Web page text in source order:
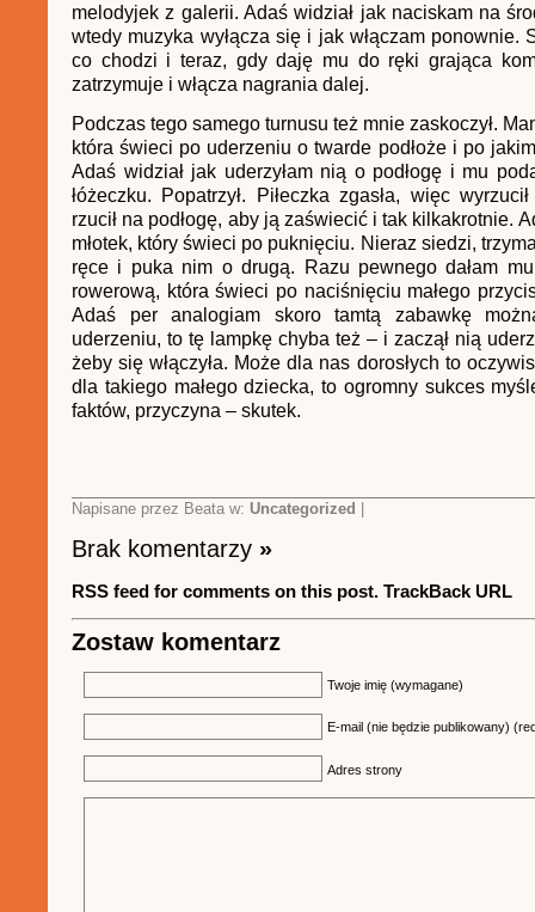
melodyjek z galerii. Adaś widział jak naciskam na
wtedy muzyka wyłącza się i jak włączam ponownie.
co chodzi i teraz, gdy daję mu do ręki grająca
zatrzymuje i włącza nagrania dalej.
Podczas tego samego turnusu też mnie zaskoczył.
która świeci po uderzeniu o twarde podłoże i po
Adaś widział jak uderzyłam nią o podłogę i mu
łóżeczku. Popatrzył. Piłeczka zgasła, więc
rzucił na podłogę, aby ją zaświecić i tak kilkakrotnie.
młotek, który świeci po puknięciu. Nieraz siedzi,
ręce i puka nim o drugą. Razu pewnego dałam
rowerową, która świeci po naciśnięciu małego
Adaś per analogiam skoro tamtą zabawkę
uderzeniu, to tę lampkę chyba też – i zaczął nią
żeby się włączyła. Może dla nas dorosłych to
dla takiego małego dziecka, to ogromny sukces
faktów, przyczyna – skutek.
Napisane przez Beata w: Uncategorized
Brak komentarzy »
RSS feed for comments on this post. TrackBack URL
Zostaw komentarz
Twoje imię (wymagane)
E-mail (nie będzie publikowany)
Adres strony